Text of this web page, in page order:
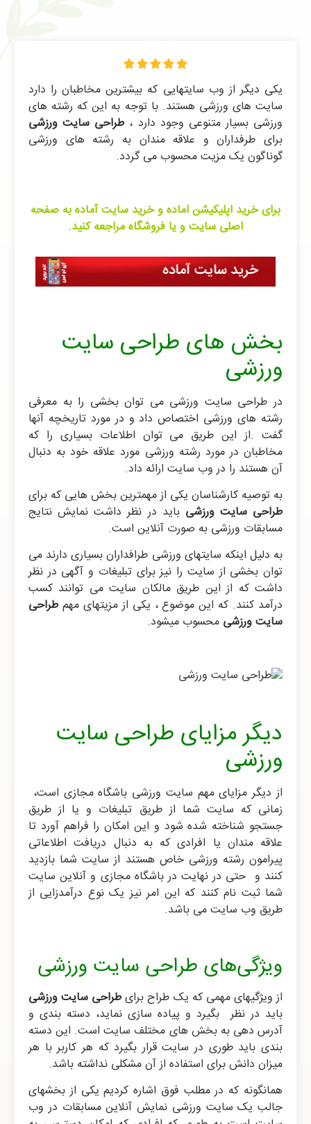





یکی دیگر از وب سایتهایی که بیشترین مخاطبان را دارد
سایت های ورزشی هستند. با توجه به این که رشته های
ورزشی بسیار متنوعی وجود دارد ،طراحی سایت ورزشی
برای طرفداران و علاقه مندان به رشته های ورزشی
گوناگون یک مزیت محسوب می گردد.
برای خرید اپلیکیشن اماده و خرید سایت آماده به صفحه
اصلی سایت و یا فروشگاه مراجعه کنید.
بخش های طراحی سایت
ورزشی
در طراحی سایت ورزشی می توان بخشی را به معرفی
رشته های ورزشی اختصاص داد و در مورد تاریخچه آنها
گفت .از این طریق می توان اطلاعات بسیاری را که
مخاطبان در مورد رشته ورزشی مورد علاقه خود به دنبال
آن هستند را در وب سایت ارائه داد.
به توصیه کارشناسان یکی از مهمترین بخش هایی که برای
طراحی سایت ورزشی باید در نظر داشت نمایش نتایج
مسابقات ورزشی به صورت آنلاین است.
به دلیل اینکه سایتهای ورزشی طرافداران بسیاری دارند می
توان بخشی از سایت را نیز برای تبلیغات و آگهی در نظر
داشت که از این طریق مالکان سایت می توانند کسب
درآمد کنند. که این موضوع ، یکی از مزیتهای مهمطراحی
سایت ورزشی محسوب میشود.
دیگر مزایای طراحی سایت
ورزشی
از دیگر مزایای مهم سایت ورزشی باشگاه مجازی است،
زمانی که سایت شما از طریق تبلیغات و یا از طریق
جستجو شناخته شده شود و این امکان را فراهم آورد تا
علاقه مندان یا افرادی که به دنبال دریافت اطلاعاتی
پیرامون رشته ورزشی خاص هستند از سایت شما بازدید
کنند و حتی در نهایت در باشگاه مجازی و آنلاین سایت
شما ثبت نام کنند که این امر نیز یک نوع درآمدزایی از
طریق وب سایت می باشد.
ویژگی‌های طراحی سایت ورزشی
از ویژگیهای مهمی که یک طراح برایطراحی سایت ورزشی
باید در نظر بگیرد و پیاده سازی نماید، دسته بندی و
آدرس دهی به بخش های مختلف سایت است. این دسته
بندی باید طوری در سایت قرار بگیرد که هر کاربر با هر
میزان دانش برای استفاده از آن مشکلی نداشته باشد.
همانگونه که در مطلب فوق اشاره کردیم یکی از بخشهای
جالب یک سایت ورزشی نمایش آنلاین مسابقات در وب